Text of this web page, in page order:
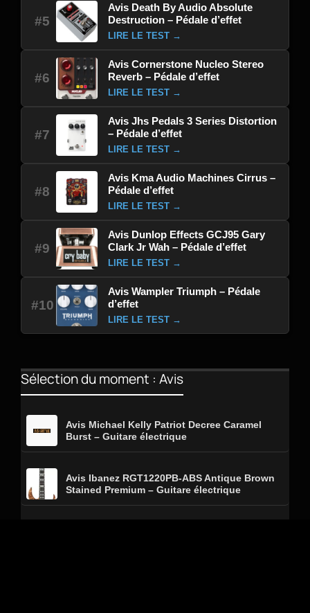
#5
Avis Death By Audio Absolute
Destruction – Pédale d’effet
LIRE LE TEST →
#6
Avis Cornerstone Nucleo Stereo
Reverb – Pédale d’effet
LIRE LE TEST →
#7
Avis Jhs Pedals 3 Series Distortion
– Pédale d’effet
LIRE LE TEST →
#8
Avis Kma Audio Machines Cirrus –
Pédale d’effet
LIRE LE TEST →
#9
Avis Dunlop Effects GCJ95 Gary
Clark Jr Wah – Pédale d’effet
LIRE LE TEST →
#10
Avis Wampler Triumph – Pédale
d’effet
LIRE LE TEST →
Sélection du moment : Avis
Avis Michael Kelly Patriot Decree Caramel
Burst – Guitare électrique
Avis Ibanez RGT1220PB-ABS Antique Brown
Stained Premium – Guitare électrique